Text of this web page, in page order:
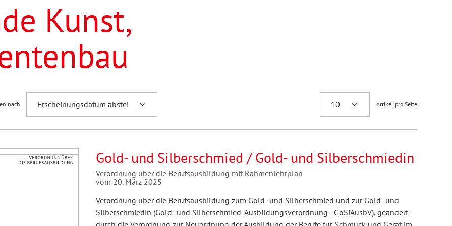
Arbeit
Fremdsprachenforschung
Kunst,
nach Artikel pro Seite
Gold- und Silberschmied / Gold- und Silberschmiedin
Verordnung über die Berufsausbildung mit Rahmenlehrplan
vom 20. März 2025
Verordnung über die Berufsausbildung zum Gold- und Silberschmied und zur Gold- und
Silberschmiedin (Gold- und Silberschmied-Ausbildungsverordnung - GoSiAusbV), geändert